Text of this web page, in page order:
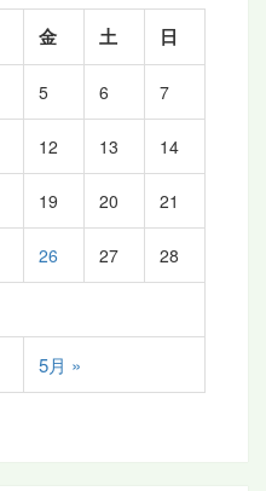
金 土 日
5月 »
5 6 7
12 13 14
19 20 21
26 27 28